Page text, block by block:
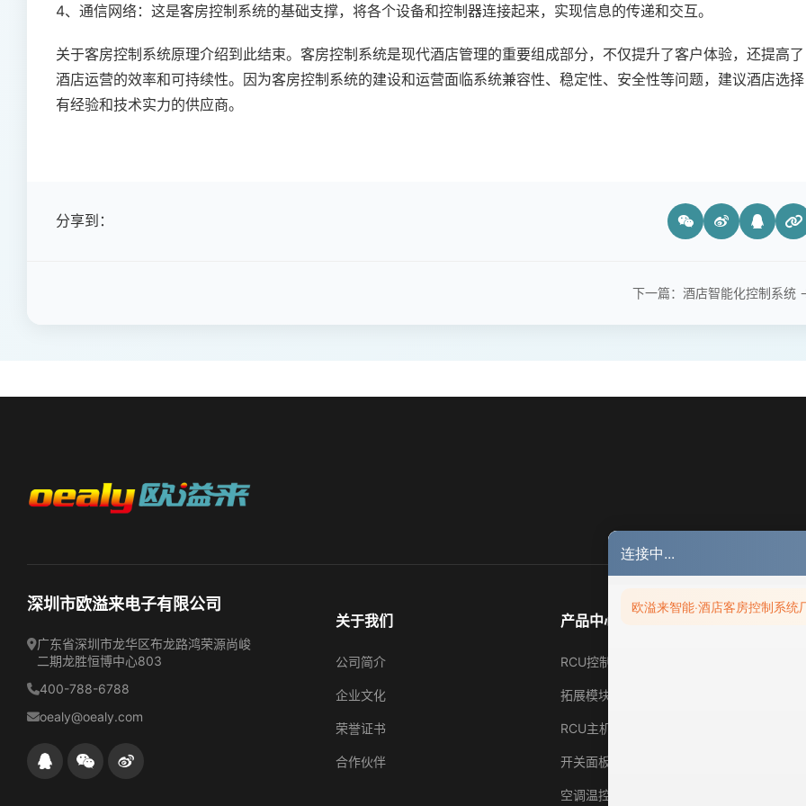
4、通信网络：这是客房控制系统的基础支撑，将各个设备和控制器连接起来，实现信息的传递和交互。
关于客房控制系统原理介绍到此结束。客房控制系统是现代酒店管理的重要组成部分，不仅提升了客户体验，还提高了
酒店运营的效率和可持续性。因为客房控制系统的建设和运营面临系统兼容性、稳定性、安全性等问题，建议酒店选择
有经验和技术实力的供应商。
分享到：
下一篇：酒店智能化控制系统
深圳市欧溢来电子有限公司
广东省深圳市龙华区布龙路鸿荣源尚峻
二期龙胜恒博中心803
400-788-6788
oealy@oealy.com
关于我们
公司简介‌
‌企业文化‌
‌荣誉证书‌
‌合作伙伴‌
产品中心
RCU控制主机‌
拓展模块
‌RCU主机控制箱‌
‌开关面板‌
‌空调温控器‌